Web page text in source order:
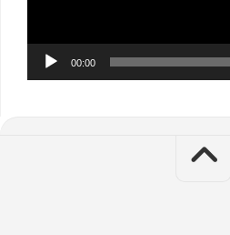
00:00